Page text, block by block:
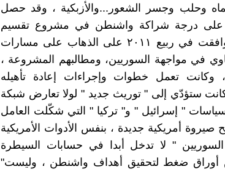
وحلب وجسر الشعور...والأزبكية ، وقد حصل
على درجة شراكة واشنطن في مشروع تقسيم
سوريا ومحاربة الإرهاب عندما وافقت في ربيع ٢٠١١ على الذهاب على مسارات
في مواجهة السوريين، ومطالبهم المشروعة ،
تعمل خطوات وإجراءات إعادة تأهيله
ستؤدّي إلى " توريث جديد " لولا تعارض شبكة
" إسرائيل " و" تركيا " التي شكّلت العامل
صيروة أمريكية جديدة ، بنفس الأدوات الأمريكية
السوريين " لا تدخل أبدا في حسابات السيطرة
من أوراق ضغط لتحقيق أهداف واشنطن ، وليست"